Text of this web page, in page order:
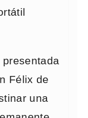
Félix de
una